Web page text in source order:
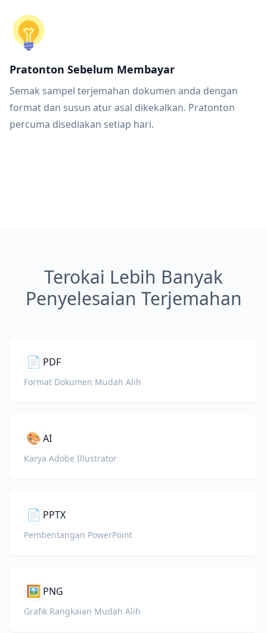
Pratonton Sebelum Membayar
Semak sampel terjemahan dokumen anda dengan
format dan susun atur asal dikekalkan. Pratonton
percuma disediakan setiap hari.
Terokai Lebih Banyak
Penyelesaian Terjemahan
📄 PDF
Format Dokumen Mudah Alih
🎨AI
Karya Adobe Illustrator
📄 PPTX
Pembentangan PowerPoint
🖼️ PNG
Grafik Rangkaian Mudah Alih